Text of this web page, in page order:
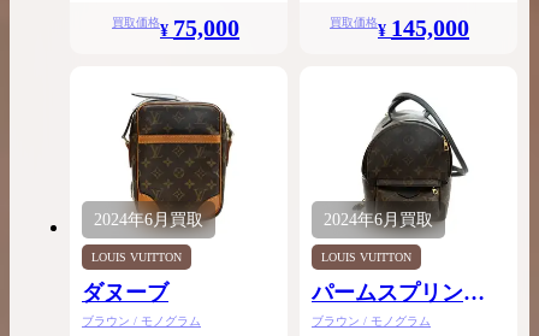
買取価格¥ 75,000 買取価格¥ 145,000
2024年6月買取
LOUIS VUITTON
ダヌーブ
ブラウン / モノグラム
2024年6月買取
LOUIS VUITTON
パームスプリング
スミニ
ブラウン / モノグラム